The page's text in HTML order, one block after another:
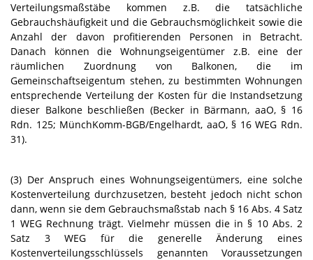
Verteilungsmaßstäbe kommen z.B. die tatsächliche
Gebrauchshäufigkeit und die Gebrauchsmöglichkeit sowie die
Anzahl der davon profitierenden Personen in Betracht.
Danach können die Wohnungseigentümer z.B. eine der
räumlichen Zuordnung von Balkonen, die im
Gemeinschaftseigentum stehen, zu bestimmten Wohnungen
entsprechende Verteilung der Kosten für die Instandsetzung
dieser Balkone beschließen (Becker in Bärmann, aaO, § 16
Rdn. 125; MünchKomm-BGB/Engelhardt, aaO, § 16 WEG Rdn.
31).
(3) Der Anspruch eines Wohnungseigentümers, eine solche
Kostenverteilung durchzusetzen, besteht jedoch nicht schon
dann, wenn sie dem Gebrauchsmaßstab nach § 16 Abs. 4 Satz
1 WEG Rechnung trägt. Vielmehr müssen die in § 10 Abs. 2
Satz 3 WEG für die generelle Änderung eines
Kostenverteilungsschlüssels genannten Voraussetzungen